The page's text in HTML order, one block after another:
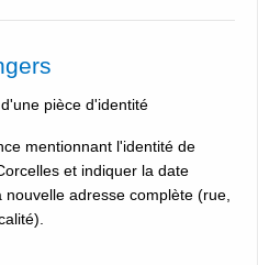
pièce d'identité
mentionnant l'identité de
et indiquer la date
adresse complète (rue,